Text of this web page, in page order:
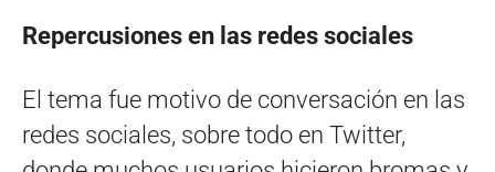
Repercusiones en las redes sociales
El tema fue motivo de conversación en las
redes sociales, sobre todo en Twitter,